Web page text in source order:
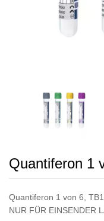
Quantiferon 1
Quantiferon 1 von 6,
NUR FÜR EINSENDER